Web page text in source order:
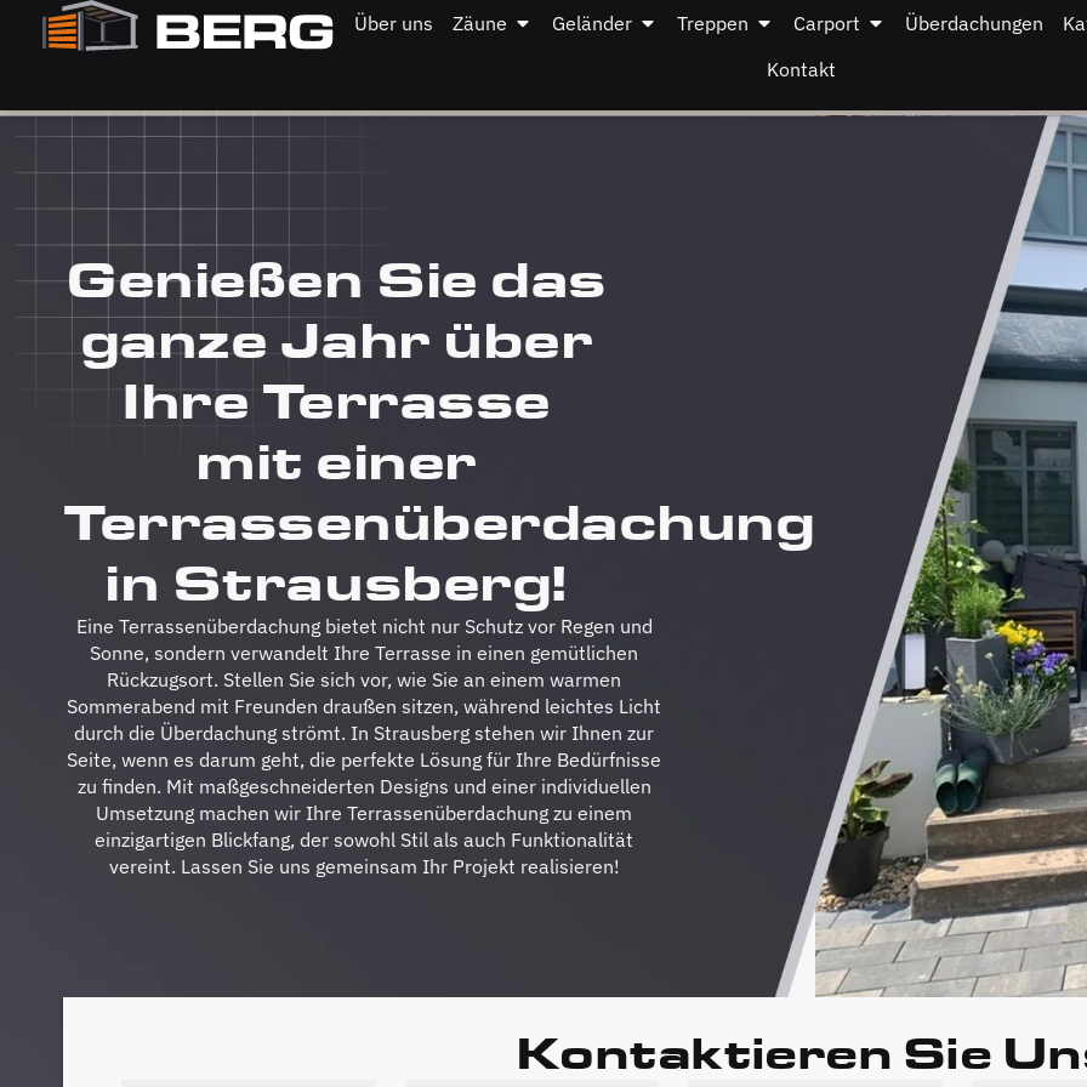
Über uns Zäune Geländer Treppen Carport Überdachungen
Kontakt
Genießen Sie das
ganze Jahr über
Ihre Terrasse
mit einer
Terrassenüberdachung
in Strausberg!
Eine Terrassenüberdachung bietet nicht nur Schutz vor Regen und
Sonne, sondern verwandelt Ihre Terrasse in einen gemütlichen
Rückzugsort. Stellen Sie sich vor, wie Sie an einem warmen
Sommerabend mit Freunden draußen sitzen, während leichtes Licht
durch die Überdachung strömt. In Strausberg stehen wir Ihnen zur
Seite, wenn es darum geht, die perfekte Lösung für Ihre Bedürfnisse
zu finden. Mit maßgeschneiderten Designs und einer individuellen
Umsetzung machen wir Ihre Terrassenüberdachung zu einem
einzigartigen Blickfang, der sowohl Stil als auch Funktionalität
vereint. Lassen Sie uns gemeinsam Ihr Projekt realisieren!
Kontaktieren Sie